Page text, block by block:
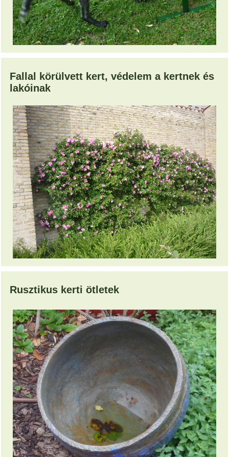
Fallal körülvett kert, védelem a kertnek és
lakóinak
Rusztikus kerti ötletek